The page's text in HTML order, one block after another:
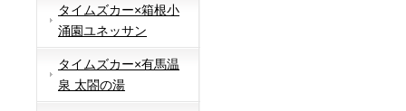
タイムズカー×箱根小
涌園ユネッサン
タイムズカー×有馬温
泉 太閤の湯